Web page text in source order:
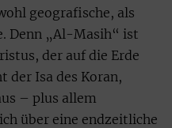
geografische, als
Denn „Al-Masih“ ist
der auf die Erde
der Isa des Koran,
– plus allem
über eine endzeitliche